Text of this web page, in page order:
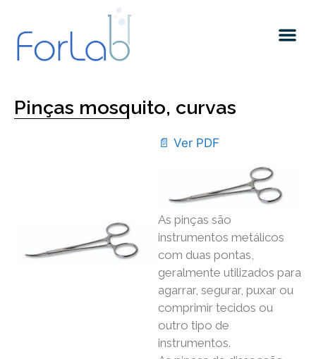
Pinças mosquito, curvas
📄 Ver PDF
As pinças são
instrumentos metálicos
com duas pontas,
geralmente utilizados para
agarrar, segurar, puxar ou
comprimir tecidos ou
outro tipo de
instrumentos.